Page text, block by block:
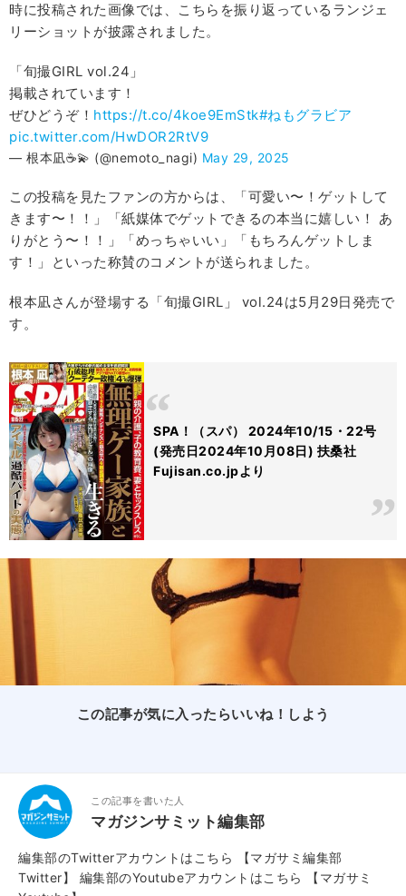
時に投稿された画像では、こちらを振り返っているランジェ
リーショットが披露されました。
「旬撮GIRL vol.24」
掲載されています！
ぜひどうぞ！ https://t.co/4koe9EmStk#ねもグラビア
pic.twitter.com/HwDOR2RtV9
— 根本凪☕️💫 (@nemoto_nagi) May 29, 2025
この投稿を見たファンの方からは、「可愛い〜！ゲットして
きます〜！！」「紙媒体でゲットできるの本当に嬉しい！ あ
りがとう〜！！」「めっちゃいい」「もちろんゲットしま
す！」といった称賛のコメントが送られました。
根本凪さんが登場する「旬撮GIRL」 vol.24は5月29日発売で
す。
SPA！（スパ） 2024年10/15・22号
(発売日2024年10月08日) 扶桑社
Fujisan.co.jpより
この記事が気に入ったらいいね！しよう
この記事を書いた人
マガジンサミット編集部
編集部のTwitterアカウントはこちら
【マガサミ編集部
Twitter】
編集部のYoutubeアカウントはこちら
【マガサミ